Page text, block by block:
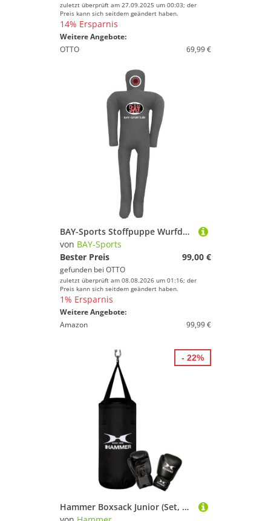
zuletzt überprüft am 27.09.2025 um 00:03; der
Preis kann sich seitdem geändert haben.
14% Ersparnis
Weitere Angebote:
OTTO
69,99 €
BAY-Sports Stoffpuppe Wurfdummy gefüllt Ringerpuppe Judo MMA Krav Maga 150 cm, Fertig gefüllt, 160 cm, ca. 15 kg, Wrestling Dummie Ju Jutsu
von BAY-Sports
Bester Preis
99,00 €
gefunden bei OTTO
zuletzt überprüft am 08.08.2026 um 01:16; der
Preis kann sich seitdem geändert haben.
1% Ersparnis
Weitere Angebote:
Amazon
99,99 €
Hammer Boxsack Junior (Set, 2-tlg., mit Boxhandschuhen)
- 22%